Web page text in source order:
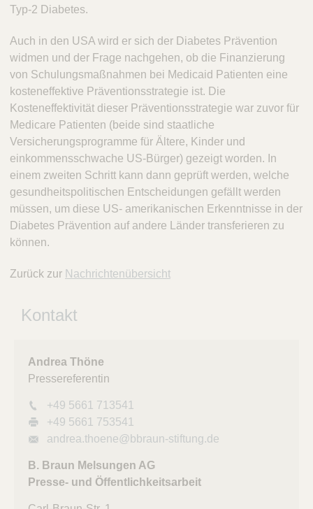
Typ-2 Diabetes.
Auch in den USA wird er sich der Diabetes Prävention
widmen und der Frage nachgehen, ob die Finanzierung
von Schulungsmaßnahmen bei Medicaid Patienten eine
kosteneffektive Präventionsstrategie ist. Die
Kosteneffektivität dieser Präventionsstrategie war zuvor für
Medicare Patienten (beide sind staatliche
Versicherungsprogramme für Ältere, Kinder und
einkommensschwache US-Bürger) gezeigt worden. In
einem zweiten Schritt kann dann geprüft werden, welche
gesundheitspolitischen Entscheidungen gefällt werden
müssen, um diese US- amerikanischen Erkenntnisse in der
Diabetes Prävention auf andere Länder transferieren zu
können.
Zurück zur Nachrichtenübersicht
Kontakt
Andrea Thöne
Pressereferentin
+49 5661 713541
+49 5661 753541
andrea.thoene@bbraun-stiftung.de
B. Braun Melsungen AG
Presse- und Öffentlichkeitsarbeit